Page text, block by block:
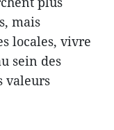
mais
locales, vivre
sein des
valeurs